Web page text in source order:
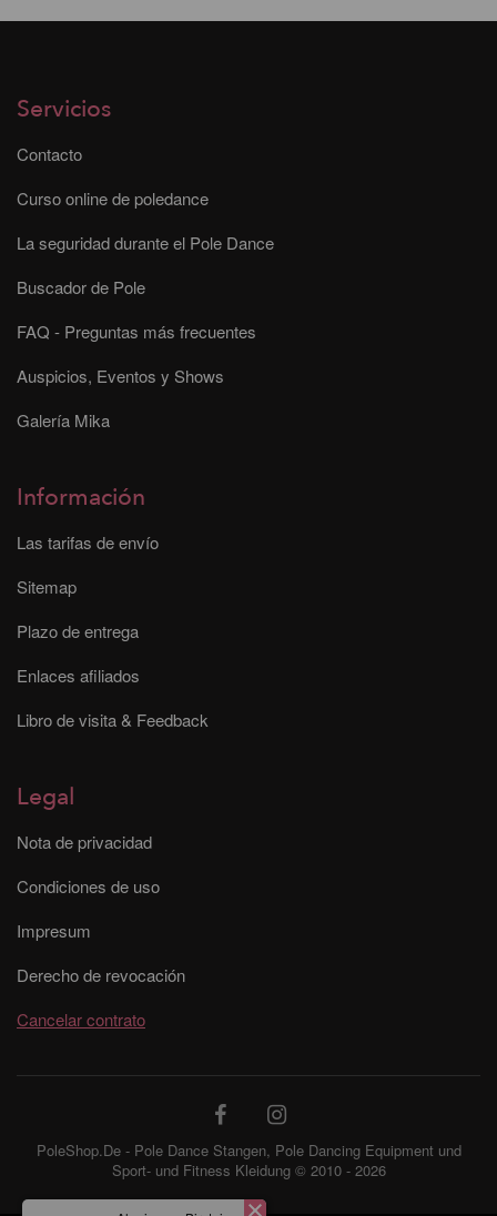
Servicios
Contacto
Curso online de poledance
La seguridad durante el Pole Dance
Buscador de Pole
FAQ - Preguntas más frecuentes
Auspicios, Eventos y Shows
Galería Mika
Información
Las tarifas de envío
Sitemap
Plazo de entrega
Enlaces afiliados
Libro de visita & Feedback
Legal
Nota de privacidad
Condiciones de uso
Impresum
Derecho de revocación
Cancelar contrato
PoleShop.De - Pole Dance Stangen, Pole Dancing Equipment und
Sport- und Fitness Kleidung © 2010 - 2026